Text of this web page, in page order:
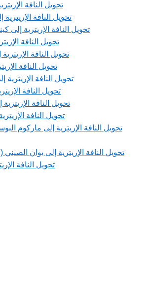
تحويل النافة
تحويل النافة
تحويل النافة الإريترية إلى
تحويل النافة
تحويل النافة
تحويل النافة
تحويل النافة
تحويل النافة
تحويل النافة
تحويل النافة
تحويل النافة الإريترية إلى ماركوم
تحويل النافة الإريترية إلى يوان
تحويل النافة